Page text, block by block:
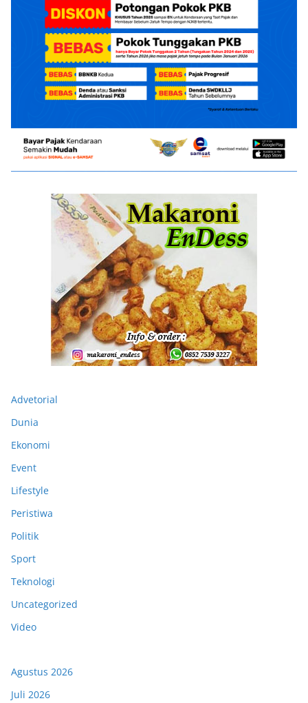
Advetorial
Dunia
Ekonomi
Event
Lifestyle
Peristiwa
Politik
Sport
Teknologi
Uncategorized
Video
Agustus 2026
Juli 2026